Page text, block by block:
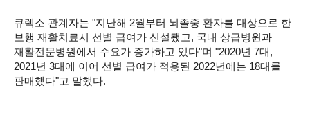
큐렉소 관계자는 "지난해 2월부터 뇌졸중 환자를 대상으로 한
보행 재활치료시 선별 급여가 신설됐고, 국내 상급병원과
재활전문병원에서 수요가 증가하고 있다"며 "2020년 7대,
2021년 3대에 이어 선별 급여가 적용된 2022년에는 18대를
판매했다"고 말했다.